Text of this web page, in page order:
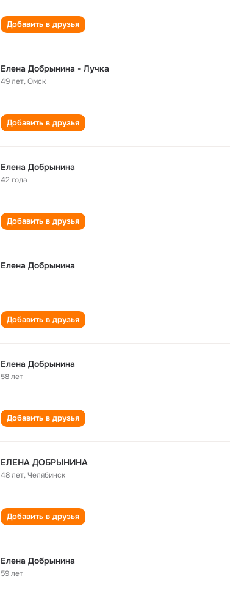
Добавить в друзья
Елена Добрынина - Лучка
49 лет,Омск
Добавить в друзья
Елена Добрынина
42 года
Добавить в друзья
Елена Добрынина
Добавить в друзья
Елена Добрынина
58 лет
Добавить в друзья
ЕЛЕНА ДОБРЫНИНА
48 лет,Челябинск
Добавить в друзья
Елена Добрынина
59 лет